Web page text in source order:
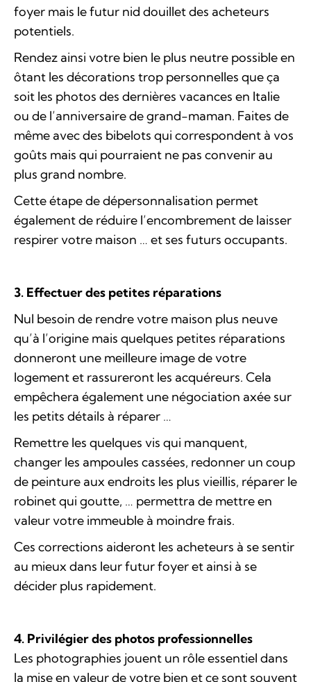
foyer mais le futur nid douillet des acheteurs
potentiels.
Rendez ainsi votre bien le plus neutre possible en
ôtant les décorations trop personnelles que ça
soit les photos des dernières vacances en Italie
ou de l’anniversaire de grand-maman. Faites de
même avec des bibelots qui correspondent à vos
goûts mais qui pourraient ne pas convenir au
plus grand nombre.
Cette étape de dépersonnalisation permet
également de réduire l’encombrement de laisser
respirer votre maison … et ses futurs occupants.
3. Effectuer des petites réparations
Nul besoin de rendre votre maison plus neuve
qu’à l’origine mais quelques petites réparations
donneront une meilleure image de votre
logement et rassureront les acquéreurs. Cela
empêchera également une négociation axée sur
les petits détails à réparer …
Remettre les quelques vis qui manquent,
changer les ampoules cassées, redonner un coup
de peinture aux endroits les plus vieillis, réparer le
robinet qui goutte, … permettra de mettre en
valeur votre immeuble à moindre frais.
Ces corrections aideront les acheteurs à se sentir
au mieux dans leur futur foyer et ainsi à se
décider plus rapidement.
4. Privilégier des photos professionnelles
Les photographies jouent un rôle essentiel dans
la mise en valeur de votre bien et ce sont souvent